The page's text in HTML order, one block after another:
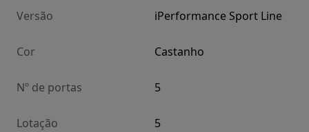
Versão iPerformance Sport Line
Cor Castanho
Nº de portas 5
Lotação 5